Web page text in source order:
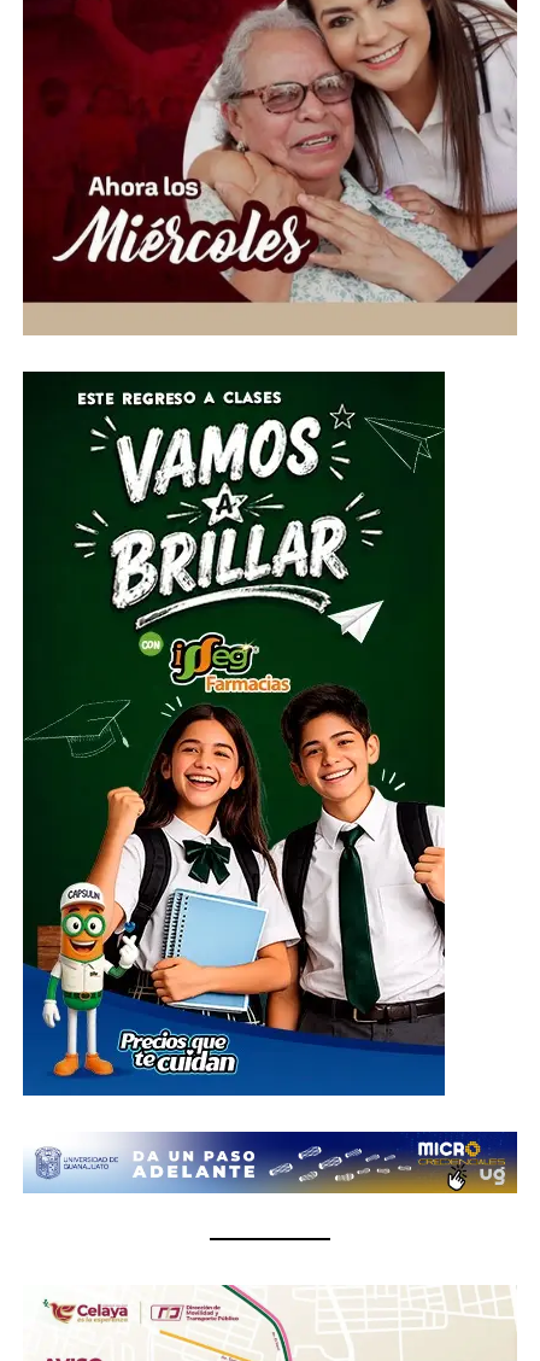
“Hoy más que nunca es momento de demostrar que la
solidaridad no conoce fronteras. Desde Guanajuato
extendemos la mano a las familias venezolanas que
enfrentan esta emergencia, convencidos de que cada
aportación puede hacer la diferencia en la vida de
quienes más lo necesitan”, expresó.
Ante esta situación de emergencia humanitaria, el
Gobierno de la Gente, a través del Voluntariado de la
Gente, habilitó centros de acopio del 1 al 10 de julio en
el Parque Guanajuato Bicentenario, las oficinas del
Por su parte, el Director General del Sistema DIF Estatal
Guanajuato, José Alfonso Borja Pimentel, explicó que se
estarán recibiendo alimentos no perecederos, artículos
de higiene personal, insumos de limpieza y
herramientas, mismos que serán clasificados y
embalados para su posterior entrega al Sistema
Nacional DIF, instancia encargada de coordinar el envío
del apoyo humanitario.
ADVERTISEMENT
El centro de acopio principal estará ubicado en el
Parque Guanajuato Bicentenario, localizado en la
carretera de cuota kilómetro 3.8, comunidad Los
Rodríguez, en el municipio de Silao; además de las
oficinas del Sistema DIF Estatal Guanajuato ubicadas en
Paseo de la Presa # 89-A, Zona Centro, en la ciudad de
Guanajuato; así como en las instalaciones de los 46
Sistemas DIF Municipales del estado, donde las
donaciones podrán entregarse del 1 al 10 de julio, en un
¿Qué se puede donar?
Insumos de limpieza.- Aromatizante, detergente,